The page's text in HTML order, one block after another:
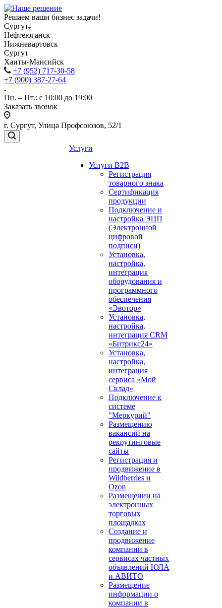
Решаем ваши бизнес задачи!
Сургут
Нефтеюганск
Нижневартовск
Сургут
Ханты-Мансийск
+7 (952) 717-30-58
+7 (900) 387-27-64
Пн. – Пт.: с 10:00 до 19:00
Заказать звонок
г. Сургут, Улица Профсоюзов, 52/1
Услуги
Услуги B2B
Регистрация
товарного знака
Сертификация
продукции
Подключение и
настройка ЭЦП
(Электронной
цифровой
подписи)
Установка,
настройка,
интеграция
оборудования и
программного
обеспечения
«Эвотор»
Установка,
настройка,
интеграция CRM
«Битрикс24»
Установка,
настройка,
интеграция
сервиса «Мой
Склад»
Подключение к
системе
"Меркурий"
Размещению
вакансий на
рекрутинговые
сайты
Регистрация и
продвижение в
Wildberries и
Ozon
Размещении на
электронных
торговых
площадках
Создание и
продвижение
компании в
сервисах частных
объявлений ЮЛА
и АВИТО
Размещение
информации о
компании в